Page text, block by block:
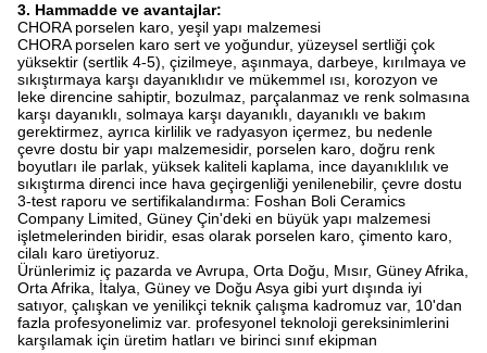
3. Hammadde ve avantajlar:
CHORA porselen karo, yeşil yapı malzemesi
CHORA porselen karo sert ve yoğundur, yüzeysel sertliği çok
yüksektir (sertlik 4-5), çizilmeye, aşınmaya, darbeye, kırılmaya ve
sıkıştırmaya karşı dayanıklıdır ve mükemmel ısı, korozyon ve
leke direncine sahiptir, bozulmaz, parçalanmaz ve renk solmasına
karşı dayanıklı, solmaya karşı dayanıklı, dayanıklı ve bakım
gerektirmez, ayrıca kirlilik ve radyasyon içermez, bu nedenle
çevre dostu bir yapı malzemesidir, porselen karo, doğru renk
boyutları ile parlak, yüksek kaliteli kaplama, ince dayanıklılık ve
sıkıştırma direnci ince hava geçirgenliği yenilenebilir, çevre dostu
3-test raporu ve sertifikalandırma: Foshan Boli Ceramics
Company Limited, Güney Çin'deki en büyük yapı malzemesi
işletmelerinden biridir, esas olarak porselen karo, çimento karo,
cilalı karo üretiyoruz.
Ürünlerimiz iç pazarda ve Avrupa, Orta Doğu, Mısır, Güney Afrika,
Orta Afrika, İtalya, Güney ve Doğu Asya gibi yurt dışında iyi
satıyor, çalışkan ve yenilikçi teknik çalışma kadromuz var, 10'dan
fazla profesyonelimiz var. profesyonel teknoloji gereksinimlerini
karşılamak için üretim hatları ve birinci sınıf ekipman